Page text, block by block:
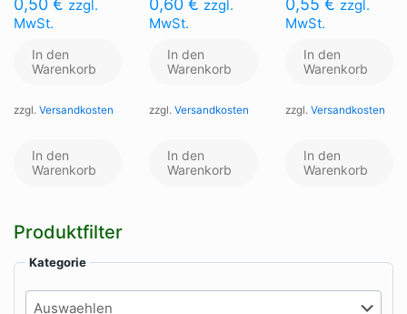
0,50 € zzgl.
MwSt.
In den
Warenkorb
zzgl. Versandkosten
In den
Warenkorb
0,60€ zzgl.
MwSt.
In den
Warenkorb
zzgl.Versandkosten
In den
Warenkorb
0,55 € zzgl.
MwSt.
In den
Warenkorb
zzgl. Versandkosten
In den
Warenkorb
Produktfilter
Kategorie